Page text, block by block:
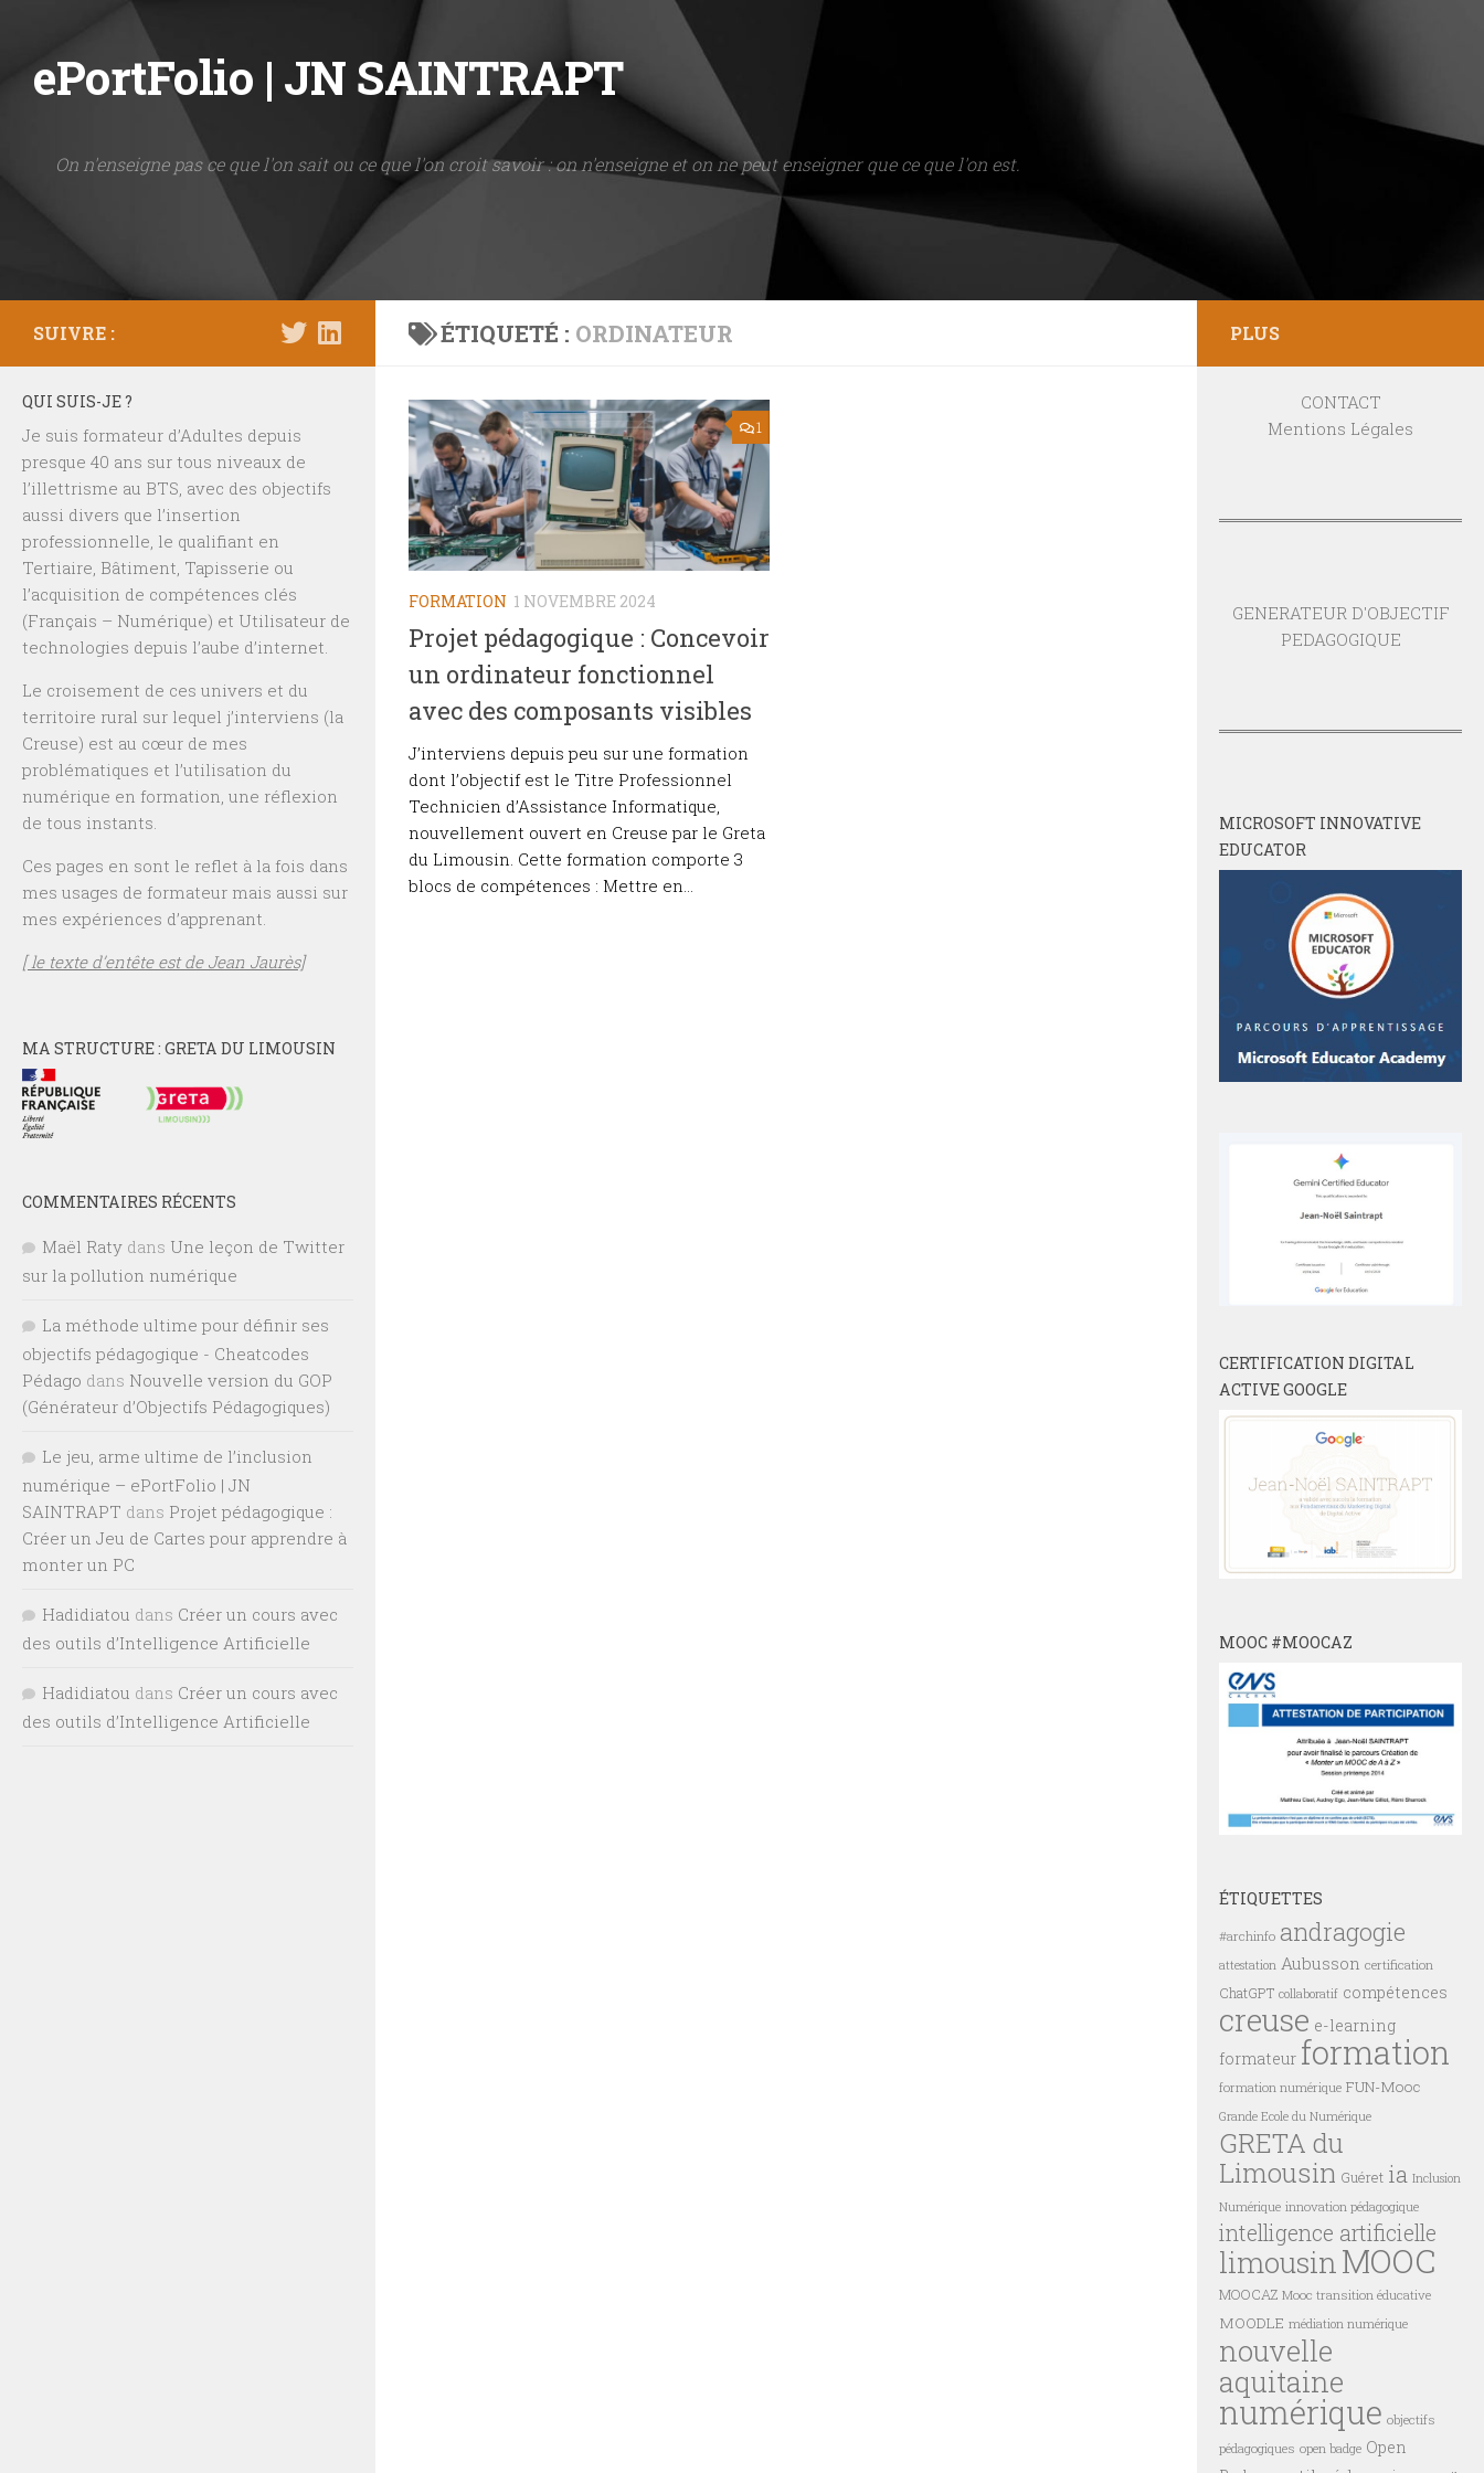
Skip to content
ePortFolio | JN SAINTRAPT
On n'enseigne pas ce que l'on sait ou ce que l'on croit savoir : on n'enseigne et on ne peut enseigner que ce que l'on est.
ÉTIQUETÉ : ORDINATEUR
1
FORMATION 1 NOVEMBRE 2024
Projet pédagogique : Concevoir
un ordinateur fonctionnel
avec des composants visibles
J’interviens depuis peu sur une formation
dont l’objectif est le Titre Professionnel
Technicien d’Assistance Informatique,
nouvellement ouvert en Creuse par le Greta
du Limousin. Cette formation comporte 3
blocs de compétences : Mettre en...
SUIVRE :
QUI SUIS-JE ?
Je suis formateur d’Adultes depuis
presque 40 ans sur tous niveaux de
l’illettrisme au BTS, avec des objectifs
aussi divers que l’insertion
professionnelle, le qualifiant en
Tertiaire, Bâtiment, Tapisserie ou
l’acquisition de compétences clés
(Français – Numérique) et Utilisateur de
technologies depuis l’aube d’internet.
Le croisement de ces univers et du
territoire rural sur lequel j’interviens (la
Creuse) est au cœur de mes
problématiques et l’utilisation du
numérique en formation, une réflexion
de tous instants.
Ces pages en sont le reflet à la fois dans
mes usages de formateur mais aussi sur
mes expériences d’apprenant.
[ le texte d’entête est de Jean Jaurès]
MA STRUCTURE : GRETA DU LIMOUSIN
COMMENTAIRES RÉCENTS
Maël Raty dans Une leçon de Twitter
sur la pollution numérique
La méthode ultime pour définir ses
objectifs pédagogique - Cheatcodes
Pédago dans Nouvelle version du GOP
(Générateur d’Objectifs Pédagogiques)
Le jeu, arme ultime de l’inclusion
numérique – ePortFolio | JN
SAINTRAPT dans Projet pédagogique :
Créer un Jeu de Cartes pour apprendre à
monter un PC
Hadidiatou dans Créer un cours avec
des outils d’Intelligence Artificielle
Hadidiatou dans Créer un cours avec
des outils d’Intelligence Artificielle
PLUS
CONTACT
Mentions Légales
GENERATEUR D'OBJECTIF
PEDAGOGIQUE
MICROSOFT INNOVATIVE
EDUCATOR
CERTIFICATION DIGITAL
ACTIVE GOOGLE
MOOC #MOOCAZ
ÉTIQUETTES
#archinfo andragogie
attestation Aubusson certification
ChatGPT collaboratif compétences
creuse e-learning
formateur formation
formation numérique FUN-Mooc
Grande Ecole du Numérique
GRETA du
Limousin Guéret ia Inclusion
Numérique innovation pédagogique
intelligence artificielle
limousin MOOC
MOOCAZ Mooc transition éducative
MOODLE médiation numérique
nouvelle
aquitaine
numérique objectifs
pédagogiques open badge Open